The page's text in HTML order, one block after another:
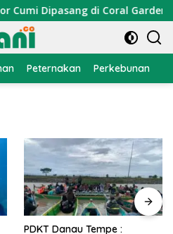
Dipasang di Coral Garden
Peternakan Perkebunan
Cara Mengatasi